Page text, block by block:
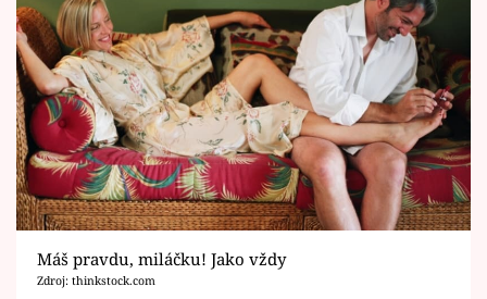
Vztahy
Seriály
Horoskopy
Sledujte prima+
Filmový festival Karlovy Vary
Pořady
Máš pravdu, miláčku! Jako vždy
Zdroj: thinkstock.com